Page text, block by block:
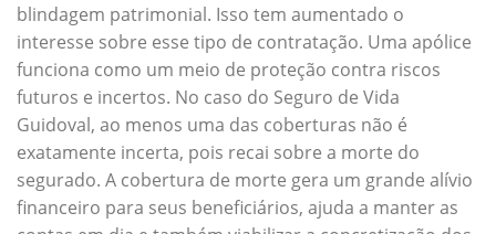
blindagem patrimonial. Isso tem aumentado o
interesse sobre esse tipo de contratação. Uma apólice
funciona como um meio de proteção contra riscos
futuros e incertos. No caso do Seguro de Vida
Guidoval, ao menos uma das coberturas não é
exatamente incerta, pois recai sobre a morte do
segurado. A cobertura de morte gera um grande alívio
financeiro para seus beneficiários, ajuda a manter as